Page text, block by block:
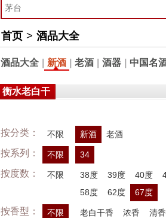
首页 > 酒品大全
酒品大全 新酒 老酒 酒器 中国名
衡水老白干
按分类： 不限 新酒 老酒
按系列： 不限 34
按度数： 不限 38度 39度 40度
58度
62度 67度
按香型： 不限 老白干香 浓香 清香